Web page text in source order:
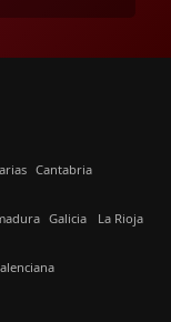
Cantabria
Galicia La Rioja